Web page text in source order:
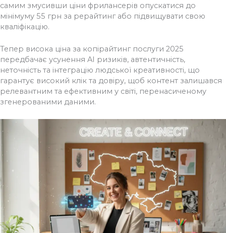
самим змусивши ціни фрилансерів опускатися до
мінімуму 55 грн за рерайтинг або підвищувати свою
кваліфікацію.
Тепер висока ціна за копірайтинг послуги 2025
передбачає усунення AI ризиків, автентичність,
неточність та інтеграцію людської креативності, що
гарантує високий клік та довіру, щоб контент залишався
релевантним та ефективним у світі, перенасиченому
згенерованими даними.